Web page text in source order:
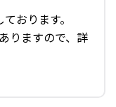
おります。
りますので、詳